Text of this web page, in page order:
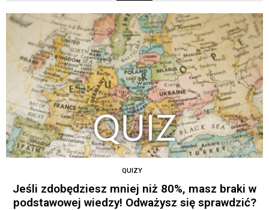
QUIZY
Jeśli zdobędziesz mniej niż 80%, masz braki w
podstawowej wiedzy! Odważysz się sprawdzić?